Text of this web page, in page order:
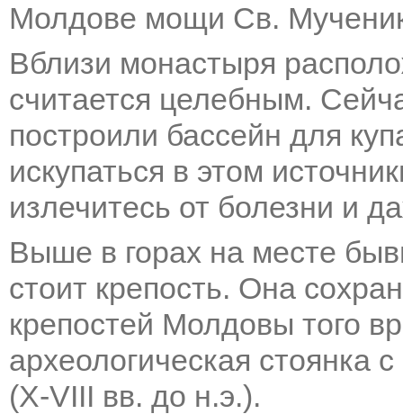
Молдове мощи Св.
Вблизи монастыря
считается целебным.
построили бассейн для
искупаться в этом
излечитесь от болезни и
Выше в горах на месте
стоит крепость. Она
крепостей Молдовы того
археологическая стоянка
(X-VIII вв. до н.э.).